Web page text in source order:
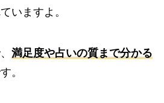
いますよ。
満足度や占いの質まで分かる
。